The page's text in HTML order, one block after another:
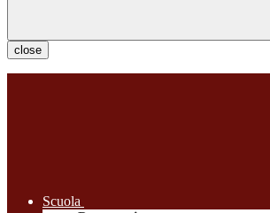
close
Scuola